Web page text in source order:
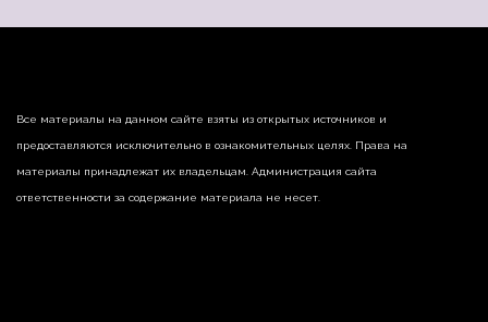
Все материалы на данном сайте взяты из открытых источников и
предоставляются исключительно в ознакомительных целях. Права на
материалы принадлежат их владельцам. Администрация сайта
ответственности за содержание материала не несет.